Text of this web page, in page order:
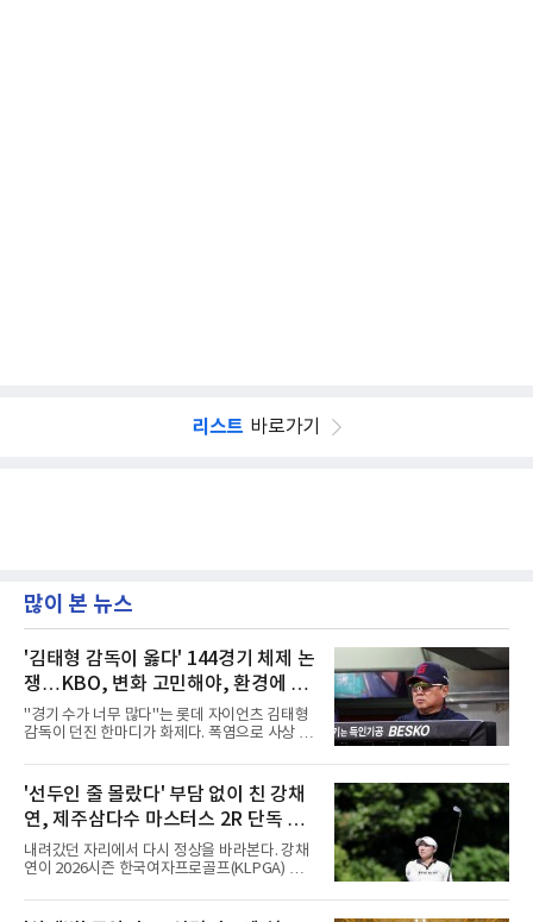
리스트 바로가기
많이 본 뉴스
'김태형 감독이 옳다' 144경기 체제 논
쟁…KBO, 변화 고민해야, 환경에 맞
는 경기 수가 바람직
"경기 수가 너무 많다"는 롯데 자이언츠 김태형
감독이 던진 한마디가 화제다. 폭염으로 사상 초
독은 단순히 더위를 이야기하지 않았다. 우천,
폭염, 부상 등 변수가 늘어나는 현실에서 현재
팀당 144경기 체제가 과연 지속 가능한지 질문
을 던졌다.물론 144경기가 세계적으로 특별히
많은 숫자는 아니다. 메이저리그는 팀당 162경
기, 일본프로야구도 143~144경기를 치른다. 숫
자만 놓고 보면 KBO가 유난히 혹사 구조라고 말
'선두인 줄 몰랐다' 부담 없이 친 강채
연, 제주삼다수 마스터스 2R 단독 선
두
내려갔던 자리에서 다시 정상을 바라본다. 강채
연이 2026시즌 한국여자프로골프(KLPGA) 투어
억 원, 우승상금 1억8000만 원) 2라운드에서 단